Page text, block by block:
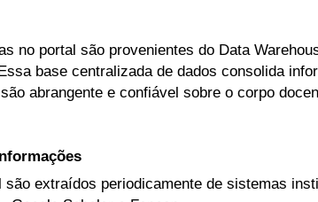
no portal são provenientes do Data
base centralizada de dados consolida
abrangente e confiável sobre o corpo
extraídos periodicamente de sistemas